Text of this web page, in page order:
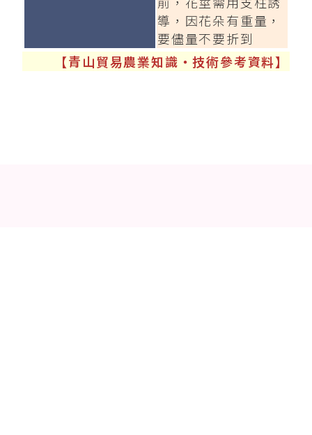
導，因花朵有重量，
要儘量不要折到
【青山貿易農業知識‧技術參考資料】